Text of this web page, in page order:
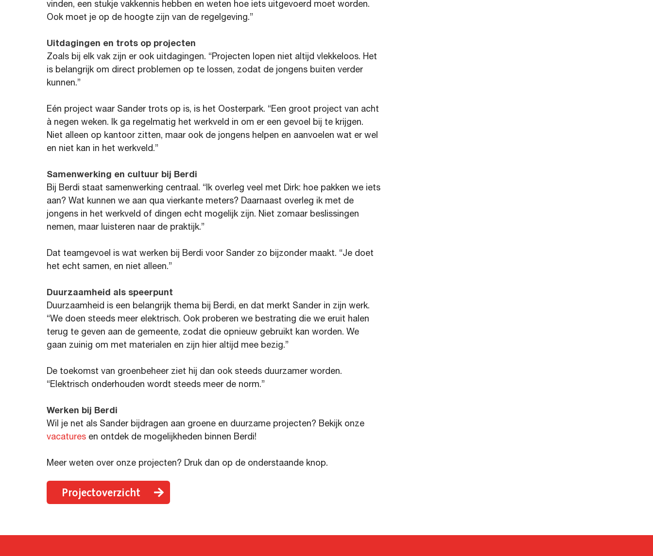
vinden, een stukje vakkennis hebben en weten hoe iets uitgevoerd moet worden.
Ook moet je op de hoogte zijn van de regelgeving.”
Uitdagingen en trots op projecten
Zoals bij elk vak zijn er ook uitdagingen. “Projecten lopen niet altijd vlekkeloos. Het
is belangrijk om direct problemen op te lossen, zodat de jongens buiten verder
kunnen.”
Eén project waar Sander trots op is, is het Oosterpark. “Een groot project van acht
à negen weken. Ik ga regelmatig het werkveld in om er een gevoel bij te krijgen.
Niet alleen op kantoor zitten, maar ook de jongens helpen en aanvoelen wat er wel
en niet kan in het werkveld.”
Samenwerking en cultuur bij Berdi
Bij Berdi staat samenwerking centraal. “Ik overleg veel met Dirk: hoe pakken we iets
aan? Wat kunnen we aan qua vierkante meters? Daarnaast overleg ik met de
jongens in het werkveld of dingen echt mogelijk zijn. Niet zomaar beslissingen
nemen, maar luisteren naar de praktijk.”
Dat teamgevoel is wat werken bij Berdi voor Sander zo bijzonder maakt. “Je doet
het echt samen, en niet alleen.”
Duurzaamheid als speerpunt
Duurzaamheid is een belangrijk thema bij Berdi, en dat merkt Sander in zijn werk.
“We doen steeds meer elektrisch. Ook proberen we bestrating die we eruit halen
terug te geven aan de gemeente, zodat die opnieuw gebruikt kan worden. We
gaan zuinig om met materialen en zijn hier altijd mee bezig.”
De toekomst van groenbeheer ziet hij dan ook steeds duurzamer worden.
“Elektrisch onderhouden wordt steeds meer de norm.”
Werken bij Berdi
Wil je net als Sander bijdragen aan groene en duurzame projecten? Bekijk onze
vacatures en ontdek de mogelijkheden binnen Berdi!
Meer weten over onze projecten? Druk dan op de onderstaande knop.
Projectoverzicht